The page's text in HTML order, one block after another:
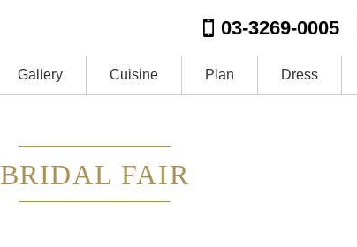
03-3269-0005
Gallery Cuisine Plan Dress
BRIDAL FAIR